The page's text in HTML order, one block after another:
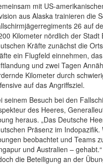
mit US-
aus Alaska trainieren die
26 auf
Kilometer nördlich der
Kräfte zunächst die
ein Flugfeld einnehmen,
und zwei Tagen
Kilometer durch
auf das Angriffsziel.
seinem Besuch bei den
des Heeres,
heraus. „Das Deutsche
Präsenz im
beobachtet und Teams
und Australien –
die Beteiligung an der